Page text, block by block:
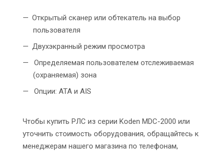
Открытый сканер или обтекатель на выбор
пользователя
Двухэкранный режим просмотра
Определяемая пользователем отслеживаемая
(охраняемая) зона
Опции: ATA и AIS
Чтобы купить РЛС из серии Koden MDC-2000 или
уточнить стоимость оборудования, обращайтесь к
менеджерам нашего магазина по телефонам,